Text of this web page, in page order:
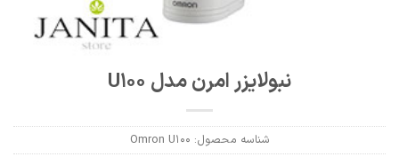
نبولایزر امرن مدل U100
شناسه محصول: Omron U100